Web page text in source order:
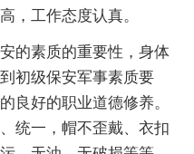
，工作态度认真。
的素质的重要性，身体
初级保安军事素质要
良好的职业道德修养。
统一，帽不歪戴、衣扣